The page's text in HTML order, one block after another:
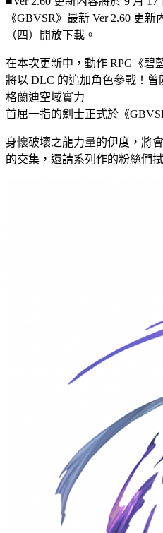
《GBVSR》最新 Ver 2.60 更新
（四）開放下載。
在本次更新中，動作 RPG《碧
將以 DLC 的追加角色參戰！
格蘭迪空域實力
首屈一指的劍士正式於《
身懷破壞之龍力量的伊度，將
的交集，還請系列作的粉絲們拭